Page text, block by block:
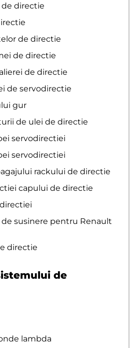
directie
de directie
de directie
de directie
de servodirectie
gur
de ulei de directie
servodirectiei
servodirectiei
rackului de directie
capului de directie
de susinere pentru Renault
directie
de
lambda